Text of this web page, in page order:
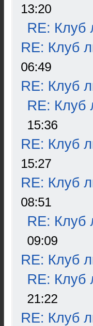
13:20
RE: Клуб
RE: Клуб
06:49
RE: Клуб
RE: Клуб
15:36
RE: Клуб
15:27
RE: Клуб
08:51
RE: Клуб
09:09
RE: Клуб
RE: Клуб
21:22
RE: Клуб